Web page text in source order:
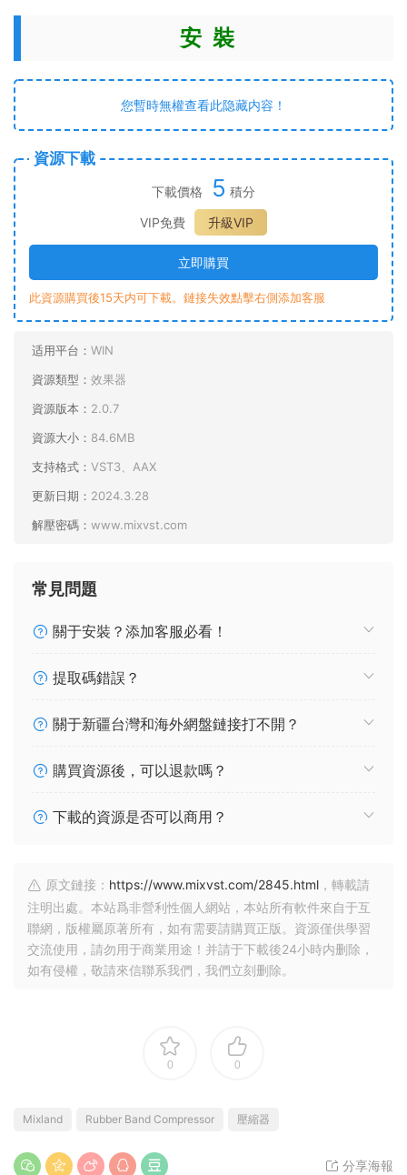
安 裝
您暫時無權查看此隐藏内容！
資源下載
下載價格 5 積分
VIP免費
升級VIP
立即購買
此資源購買後15天内可下載。鏈接失效點擊右側添加客服
适用平台： WIN
資源類型： 效果器
資源版本： 2.0.7
資源大小： 84.6MB
支持格式： VST3、AAX
更新日期： 2024.3.28
解壓密碼： www.mixvst.com
常見問題
關于安裝？添加客服必看！
提取碼錯誤？
關于新疆台灣和海外網盤鏈接打不開？
購買資源後，可以退款嗎？
下載的資源是否可以商用？
原文鏈接： https://www.mixvst.com/2845.html ，轉載請
注明出處。本站爲非營利性個人網站，本站所有軟件來自于互
聯網，版權屬原著所有，如有需要請購買正版。資源僅供學習
交流使用，請勿用于商業用途！并請于下載後24小時内删除，
如有侵權，敬請來信聯系我們，我們立刻删除。
0 0
Mixland Rubber Band Compressor 壓縮器
分享海報